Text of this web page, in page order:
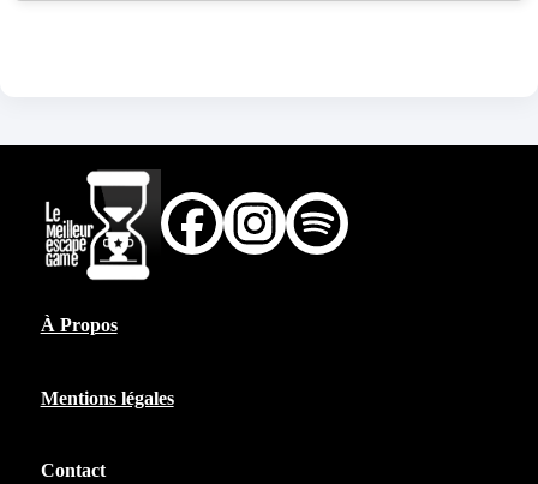
À Propos
Mentions légales
Contact